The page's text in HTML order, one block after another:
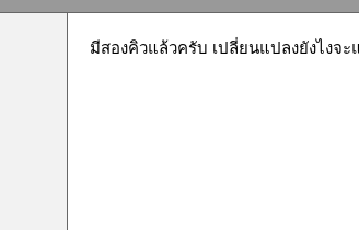
มีสองคิวแล้วครับ เปลี่ยนแปลงยังไงจ